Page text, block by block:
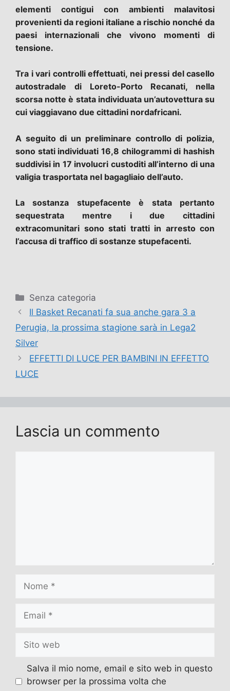
elementi contigui con ambienti malavitosi
provenienti da regioni italiane a rischio nonché da
paesi internazionali che vivono momenti di
tensione.
Tra i vari controlli effettuati, nei pressi del casello
autostradale di Loreto-Porto Recanati, nella
scorsa notte è stata individuata un’autovettura su
cui viaggiavano due cittadini nordafricani.
A seguito di un preliminare controllo di polizia,
sono stati individuati 16,8 chilogrammi di hashish
suddivisi in 17 involucri custoditi all’interno di una
valigia trasportata nel bagagliaio dell’auto.
La sostanza stupefacente è stata pertanto
sequestrata mentre i due cittadini
extracomunitari sono stati tratti in arresto con
l’accusa di traffico di sostanze stupefacenti.
Categorie
Senza categoria
Il Basket Recanati fa sua anche gara 3 a
Perugia, la prossima stagione sarà in Lega2
Silver
EFFETTI DI LUCE PER BAMBINI IN EFFETTO
LUCE
Lascia un commento
web
Salva il mio nome, email e sito web in questo
browser per la prossima volta che